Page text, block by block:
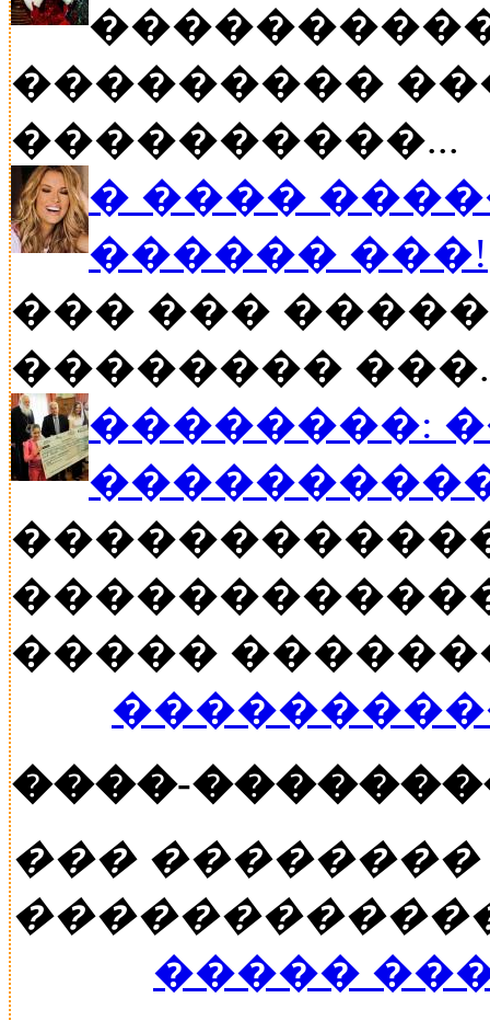
���������
����������...
� ����
������ ���!
��� ���
��������
��������:
�����
����-
���
�����